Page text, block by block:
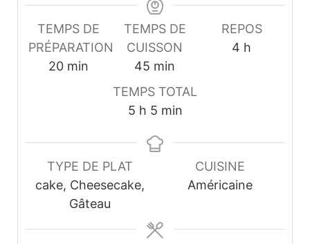
TEMPS DE
PRÉPARATION
20minutes
min
TEMPS DE
CUISSON
45 minutes
min
REPOS
4 heures
h
TEMPS TOTAL
5heures
h 5minutes
min
TYPE DE PLAT
cake, Cheesecake,
Gâteau
CUISINE
Américaine